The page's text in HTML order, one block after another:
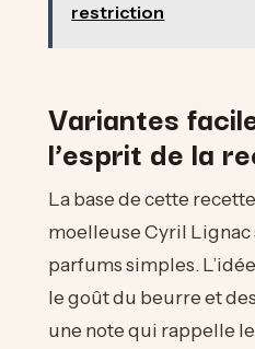
restriction
Variantes
l’esprit de la
La base de cette
moelleuse Cyril Lignac
parfums simples.
le goût du beurre et
une note qui rappelle